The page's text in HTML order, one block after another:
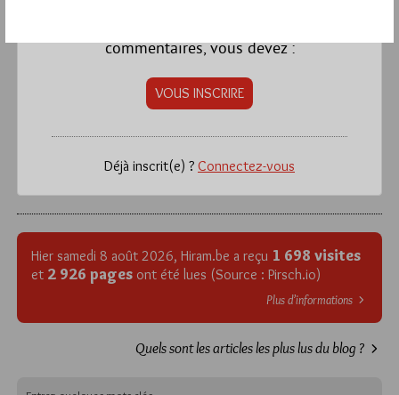
commentaires, vous devez :
VOUS INSCRIRE
Déjà inscrit(e) ? Connectez-vous
Hier samedi 8 août 2026, Hiram.be a reçu 1 698 visites
et 2 926 pages ont été lues (Source : Pirsch.io)
Plus d’informations
Quels sont les articles les plus lus du blog ?